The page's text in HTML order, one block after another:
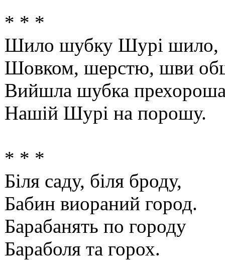
* * *
Шило шубку Шурі шило,
Шовком, шерстю, шви
Вийшла шубка
Нашій Шурі на порошу.
* * *
Біля саду, біля броду,
Бабин виораний город.
Барабанять по городу
Бараболя та горох.